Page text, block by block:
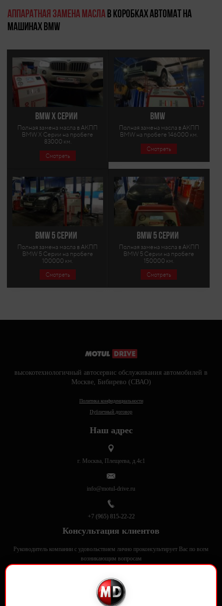
Аппаратная замена маслав коробках автомат на
машинах BMW
BMW X Серии
Полная замена масла в АКПП
BMW X Серии на пробеге
83000 км.
Смотреть
BMW
Полная замена масла в АКПП
BMW на пробеге 146000 км.
Смотреть
BMW 5 Серии
Полная замена масла в АКПП
BMW 5 Серии на пробеге
100000 км.
Смотреть
BMW 5 Серии
Полная замена масла в АКПП
BMW 5 Серии на пробеге
150000 км.
Смотреть
высокотехнологичный автосервис обслуживания автомобилей в
Москве, Бибирево (СВАО)
Политика конфиденциальности
Публичный договор
Наш адрес
г. Москва, Плещеева, д.4с1
info@motul-drive.ru
+7 (965) 815-22-22
Консультация клиентов
Руководитель компании с удовольствием лично проконсультирует Вас по всем
возникающим вопросам